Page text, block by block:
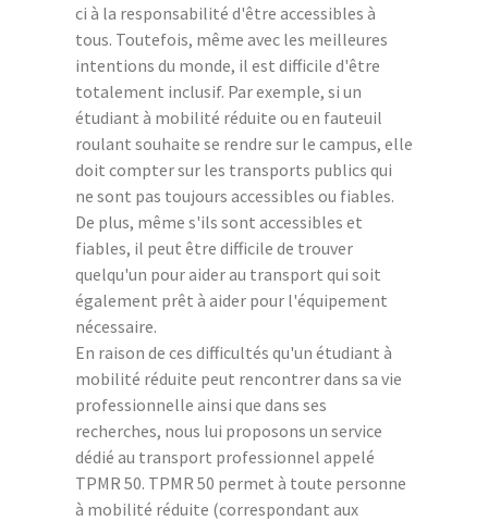
ci à la responsabilité d'être accessibles à
tous. Toutefois, même avec les meilleures
intentions du monde, il est difficile d'être
totalement inclusif. Par exemple, si un
étudiant à mobilité réduite ou en fauteuil
roulant souhaite se rendre sur le campus, elle
doit compter sur les transports publics qui
ne sont pas toujours accessibles ou fiables.
De plus, même s'ils sont accessibles et
fiables, il peut être difficile de trouver
quelqu'un pour aider au transport qui soit
également prêt à aider pour l'équipement
nécessaire.
En raison de ces difficultés qu'un étudiant à
mobilité réduite peut rencontrer dans sa vie
professionnelle ainsi que dans ses
recherches, nous lui proposons un service
dédié au transport professionnel appelé
TPMR 50. TPMR 50 permet à toute personne
à mobilité réduite (correspondant aux